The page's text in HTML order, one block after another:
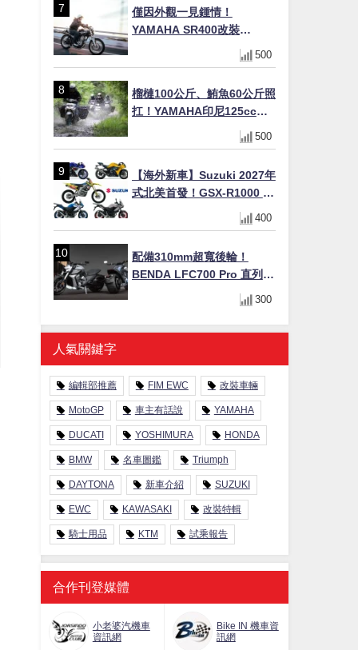
僅因外觀一見鍾情！
YAMAHA SR400改裝
Tracker風格｜ 女車主的機車
人生蛻變記
500
榴槤100公斤、鮪魚60公斤照
扛！YAMAHA印尼125cc速
克達Gear Ultima 2740公里
耐操實測
500
【海外新車】Suzuki 2027年
式北美首發！GSX-R1000 40
週年紀念×SV-7GX新款跨界
車×RM-Z450 Ken Roczen
400
配備310mm超寬後輪！
BENDA LFC700 Pro 直列四
缸巡航車挑戰歐洲市場
300
人氣關鍵字
編輯部推薦 FIM EWC 改裝車輛
MotoGP 車主有話說 YAMAHA
DUCATI YOSHIMURA HONDA
BMW 名車圖鑑 Triumph
DAYTONA 新車介紹 SUZUKI
EWC KAWASAKI 改裝特輯
騎士用品 KTM 試乘報告
合作刊登媒體
小老婆汽機車
資訊網
Bike IN 機車資
訊網